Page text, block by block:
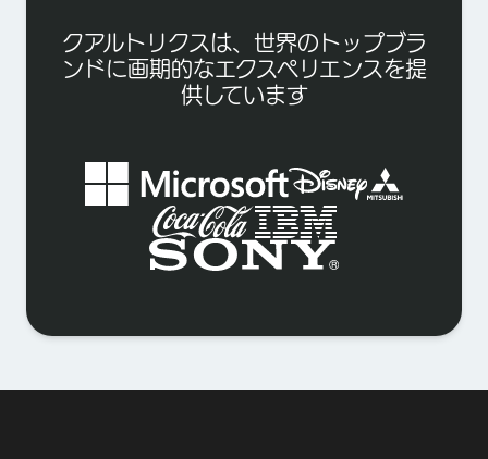
クアルトリクスは、世界のトップブラ
ンドに画期的なエクスペリエンスを提
供しています